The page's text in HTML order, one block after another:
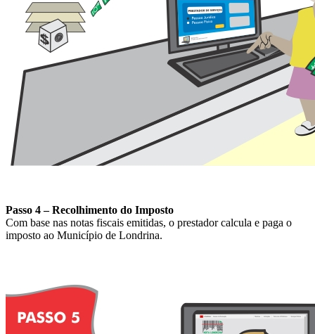
Passo 4 – Recolhimento do Imposto
Com base nas notas fiscais emitidas, o prestador calcula e paga o
imposto ao Município de Londrina.